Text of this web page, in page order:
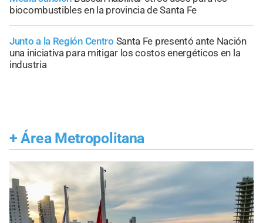
biocombustibles en la provincia de Santa Fe
Junto a la Región Centro Santa Fe presentó ante Nación
una iniciativa para mitigar los costos energéticos en la
industria
+ Área Metropolitana